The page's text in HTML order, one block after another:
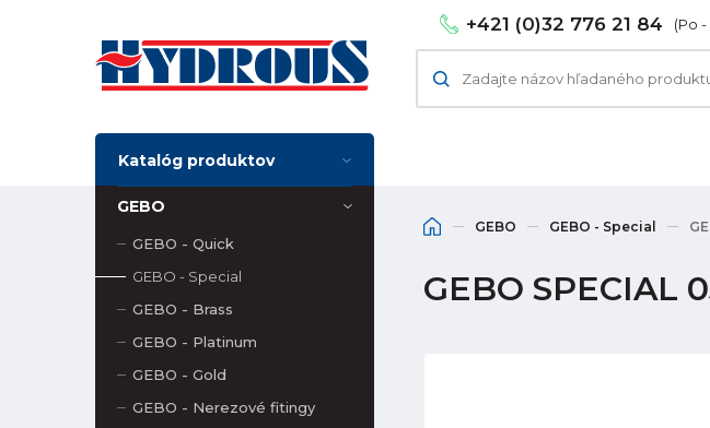
+421 (0)32 776 21 84 (Po -
Katalóg produktov
GEBO
GEBO - Quick
GEBO - Special
GEBO - Brass
GEBO - Platinum
GEBO - Gold
GEBO - Nerezové fitingy
GEBO GEBO - Special
GEBO SPECIAL